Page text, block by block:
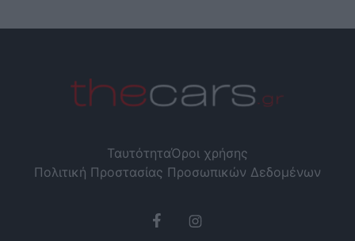
ΤαυτότηταΌροι χρήσης
Πολιτική Προστασίας Προσωπικών Δεδομένων